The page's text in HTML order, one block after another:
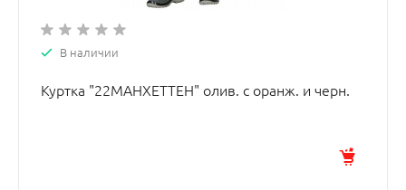
В наличии
Куртка "22МАНХЕТТЕН" олив. с оранж. и черн.